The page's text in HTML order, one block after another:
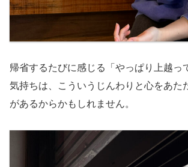
帰省するたびに感じる「やっぱり上越っ
気持ちは、こういうじんわりと心をあた
があるからかもしれません。